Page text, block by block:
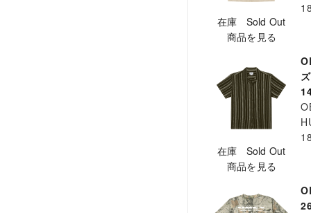
在庫 Sold Out
商品を見る
在庫 Sold Out
商品を見る